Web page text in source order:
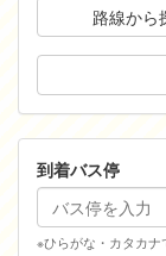
路線から
到着バス停
※ひらがな・カタカナ